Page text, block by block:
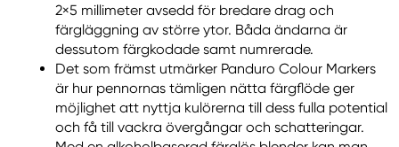
2×5 millimeter avsedd för bredare drag och
färgläggning av större ytor. Båda ändarna är
dessutom färgkodade samt numrerade.
Det som främst utmärker Panduro Colour Markers
är hur pennornas tämligen nätta färgflöde ger
möjlighet att nyttja kulörerna till dess fulla potential
och få till vackra övergångar och schatteringar.